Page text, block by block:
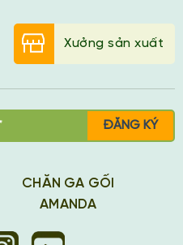
Xưởng sản xuất
ĐĂNG KÝ
CHĂN GA GỐI
AMANDA